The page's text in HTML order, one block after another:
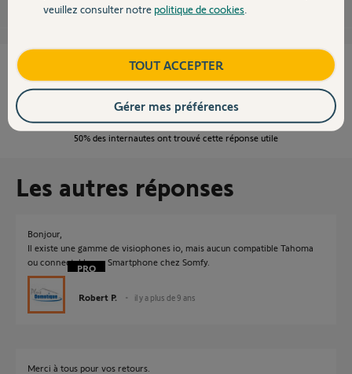
Contact
Cette réponse vous a-t-elle aidé ?
NON OUI
50% des internautes ont trouvé cette réponse utile
Les autres réponses
Bonjour,
Il existe une gamme de visiophones io, mais aucun compatible Tahoma
ou connectable sur Smartphone chez Somfy.
Robert P. il y a plus de 9 ans
Merci à tous pour vos retours.
veuillez consulter notre politique de cookies
TOUT ACCEPTER
Gérer mes préférences